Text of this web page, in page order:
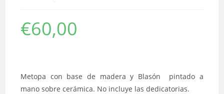
€60,00
Metopa con base de madera y Blasón pintado a
mano sobre cerámica. No incluye las dedicatorias.